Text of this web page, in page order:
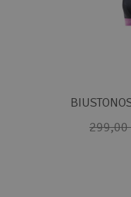
299,00